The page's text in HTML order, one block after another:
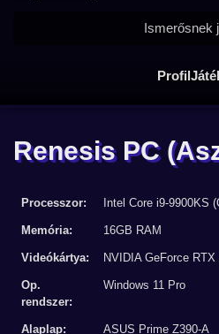
Profil
Ismerősnek
Renesis PC
Processzor: Intel Core i9-9900KS
Memória: 16GB RAM
Videókártya: NVIDIA GeForce
Op.
rendszer:
Windows 11 Pro
Alaplap: ASUS Prime Z390-A